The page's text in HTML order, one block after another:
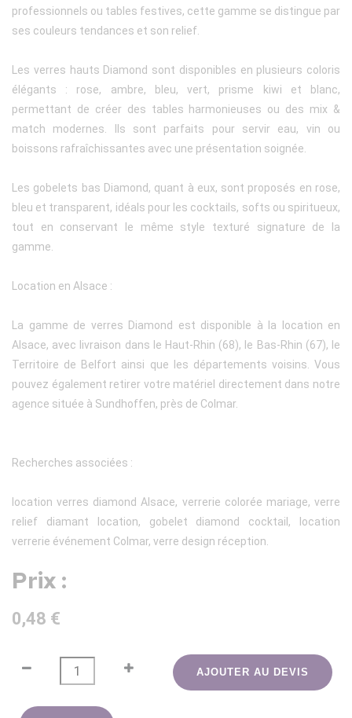
professionnels ou tables festives, cette gamme se distingue par
ses couleurs tendances et son relief.
Les verres hauts Diamond sont disponibles en plusieurs coloris
élégants : rose, ambre, bleu, vert, prisme kiwi et blanc,
permettant de créer des tables harmonieuses ou des mix &
match modernes. Ils sont parfaits pour servir eau, vin ou
boissons rafraîchissantes avec une présentation soignée.
Les gobelets bas Diamond, quant à eux, sont proposés en rose,
bleu et transparent, idéals pour les cocktails, softs ou spiritueux,
tout en conservant le même style texturé signature de la
gamme.
Location en Alsace :
La gamme de verres Diamond est disponible à la location en
Alsace, avec livraison dans le Haut-Rhin (68), le Bas-Rhin (67), le
Territoire de Belfort ainsi que les départements voisins. Vous
pouvez également retirer votre matériel directement dans notre
agence située à Sundhoffen, près de Colmar.
Recherches associées :
location verres diamond Alsace, verrerie colorée mariage, verre
relief diamant location, gobelet diamond cocktail, location
verrerie événement Colmar, verre design réception.
Prix :
0,48 €
AJOUTER AU DEVIS